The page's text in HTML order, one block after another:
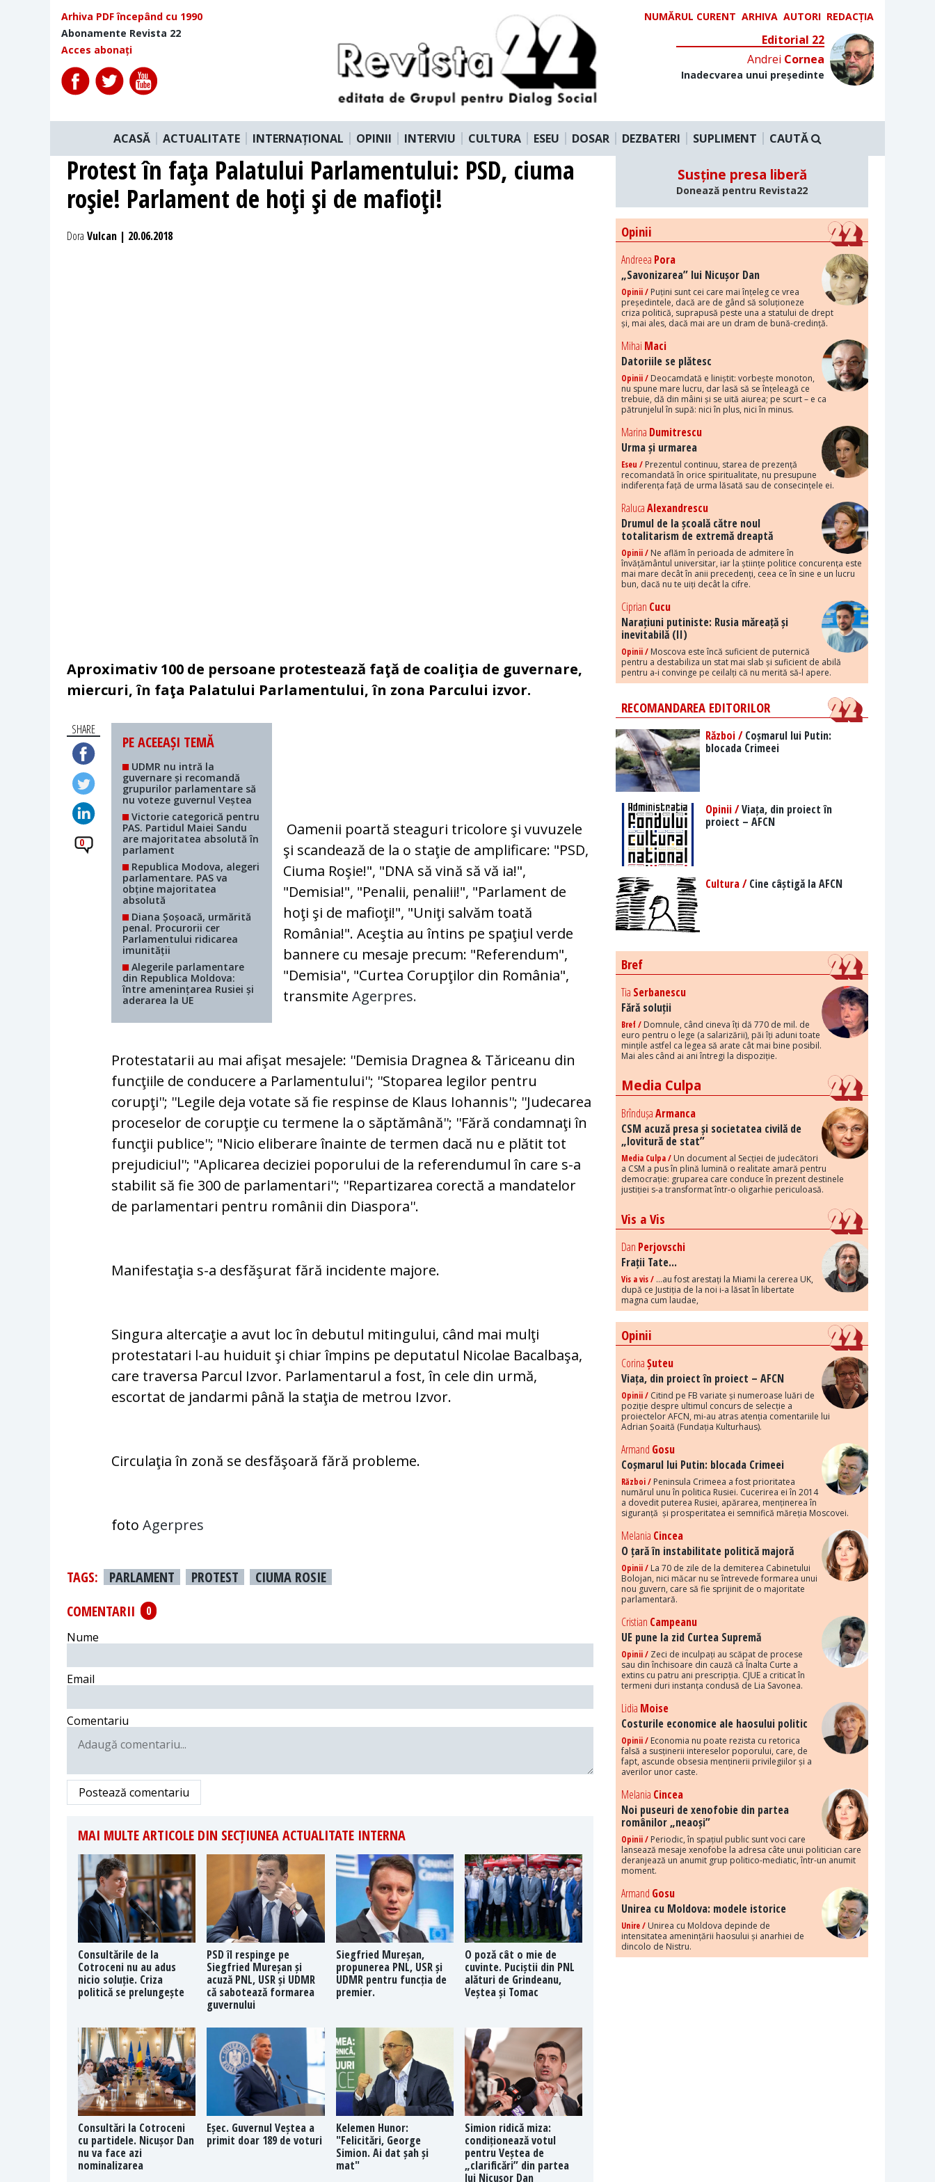
Arhiva PDF începând cu 1990
Abonamente Revista 22
Acces abonați
NUMĂRUL CURENT ARHIVA AUTORI REDACȚIA
Editorial 22
Andrei Cornea
Inadecvarea unui președinte
ACASĂ ACTUALITATE INTERNAȚIONAL OPINII INTERVIU CULTURA ESEU DOSAR DEZBATERI SUPLIMENT CAUTĂ
Protest în faţa Palatului Parlamentului: PSD, ciuma
roşie! Parlament de hoţi şi de mafioţi!
Dora Vulcan | 20.06.2018
Aproximativ 100 de persoane protestează faţă de coaliţia de guvernare,
miercuri, în faţa Palatului Parlamentului, în zona Parcului izvor.
SHARE
0
PE ACEEAȘI TEMĂ
UDMR nu intră la
guvernare și recomandă
grupurilor parlamentare să
nu voteze guvernul Veștea
Victorie categorică pentru
PAS. Partidul Maiei Sandu
are majoritatea absolută în
parlament
Republica Modova, alegeri
parlamentare. PAS va
obține majoritatea
absolută
Diana Șoșoacă, urmărită
penal. Procurorii cer
Parlamentului ridicarea
imunității
Alegerile parlamentare
din Republica Moldova:
între amenințarea Rusiei și
aderarea la UE
Oamenii poartă steaguri tricolore şi vuvuzele
şi scandează de la o staţie de amplificare: "PSD,
Ciuma Roşie!", "DNA să vină să vă ia!",
"Demisia!", "Penalii, penalii!", "Parlament de
hoţi şi de mafioţi!", "Uniţi salvăm toată
România!". Aceştia au întins pe spaţiul verde
bannere cu mesaje precum: "Referendum",
"Demisia", "Curtea Corupţilor din România",
transmiteAgerpres.
Protestatarii au mai afişat mesajele: ''Demisia Dragnea & Tăriceanu din
funcţiile de conducere a Parlamentului''; ''Stoparea legilor pentru
corupţi''; ''Legile deja votate să fie respinse de Klaus Iohannis''; ''Judecarea
proceselor de corupţie cu termene la o săptămână''; ''Fără condamnaţi în
funcţii publice''; "Nicio eliberare înainte de termen dacă nu e plătit tot
prejudiciul''; "Aplicarea deciziei poporului de la referendumul în care s-a
stabilit să fie 300 de parlamentari''; ''Repartizarea corectă a mandatelor
de parlamentari pentru românii din Diaspora''.
Manifestaţia s-a desfăşurat fără incidente majore.
Singura altercaţie a avut loc în debutul mitingului, când mai mulţi
protestatari l-au huiduit şi chiar împins pe deputatul Nicolae Bacalbaşa,
care traversa Parcul Izvor. Parlamentarul a fost, în cele din urmă,
escortat de jandarmi până la staţia de metrou Izvor.
Circulaţia în zonă se desfăşoară fără probleme.
fotoAgerpres
TAGS: PARLAMENT PROTEST
CIUMA ROSIE
COMENTARII
0
Nume
Email
Comentariu
Postează comentariu
MAI MULTE ARTICOLE DIN SECȚIUNEA ACTUALITATE INTERNA
Consultările de la
Cotroceni nu au adus
nicio soluție. Criza
politică se prelungește
PSD îl respinge pe
Siegfried Mureșan și
acuză PNL, USR și UDMR
că sabotează formarea
guvernului
Siegfried Mureșan,
propunerea PNL, USR și
UDMR pentru funcția de
premier.
O poză cât o mie de
cuvinte. Puciștii din PNL
alături de Grindeanu,
Veștea și Tomac
Consultări la Cotroceni
cu partidele. Nicușor Dan
nu va face azi
nominalizarea
Eșec. Guvernul Veștea a
primit doar 189 de voturi
Kelemen Hunor:
"Felicitări, George
Simion. Ai dat șah și
mat"
Simion ridică miza:
condiționează votul
pentru Veștea de
„clarificări” din partea
lui Nicușor Dan
Susține presa liberă
Donează pentru Revista22
Opinii
Andreea Pora
„Savonizarea” lui Nicușor Dan
Opinii / Puțini sunt cei care mai înțeleg ce vrea
președintele, dacă are de gând să soluționeze
criza politică, suprapusă peste una a statului de drept
și, mai ales, dacă mai are un dram de bună-credință.
Mihai Maci
Datoriile se plătesc
Opinii / Deocamdată e liniștit: vorbește monoton,
nu spune mare lucru, dar lasă să se înțeleagă ce
trebuie, dă din mâini și se uită aiurea; pe scurt – e ca
pătrunjelul în supă: nici în plus, nici în minus.
Marina Dumitrescu
Urma și urmarea
Eseu / Prezentul continuu, starea de prezență
recomandată în orice spiritualitate, nu presupune
indiferența față de urma lăsată sau de consecințele ei.
RalucaAlexandrescu
Drumul de la școală către noul
totalitarism de extremă dreaptă
Opinii / Ne aflăm în perioada de admitere în
învățământul universitar, iar la științe politice concurența este
mai mare decât în anii precedenți, ceea ce în sine e un lucru
bun, dacă nu te uiți decât la cifre.
Ciprian Cucu
Narațiuni putiniste: Rusia măreață și
inevitabilă (II)
Opinii / Moscova este încă suficient de puternică
pentru a destabiliza un stat mai slab și suficient de abilă
pentru a-i convinge pe ceilalți că nu merită să-l apere.
RECOMANDAREA EDITORILOR
Război /Coșmarul lui Putin:
blocada Crimeei
Opinii /Viața, din proiect în
proiect – AFCN
Cultura /Cine câștigă la AFCN
Bref
Tia Serbanescu
Fără soluții
Bref / Domnule, când cineva îți dă 770 de mil. de
euro pentru o lege (a salarizării), păi îți aduni toate
mințile astfel ca legea să arate cât mai bine posibil.
Mai ales când ai ani întregi la dispoziție.
Media Culpa
BrîndușaArmanca
CSM acuză presa și societatea civilă de
„lovitură de stat”
Media Culpa / Un document al Secției de judecători
a CSM a pus în plină lumină o realitate amară pentru
democrație: gruparea care conduce în prezent destinele
justiției s-a transformat într-o oligarhie periculoasă.
Vis a Vis
Dan Perjovschi
Frații Tate...
Vis a vis / ...au fost arestați la Miami la cererea UK,
după ce Justiția de la noi i-a lăsat în libertate
magna cum laudae,
Opinii
CorinaȘuteu
Viața, din proiect în proiect – AFCN
Opinii / Citind pe FB variate și numeroase luări de
poziție despre ultimul concurs de selecție a
proiectelor AFCN, mi-au atras atenția comentariile lui
Adrian Șoaită (Fundația Kulturhaus).
Armand Gosu
Coșmarul lui Putin: blocada Crimeei
Război / Peninsula Crimeea a fost prioritatea
numărul unu în politica Rusiei. Cucerirea ei în 2014
a dovedit puterea Rusiei, apărarea, menținerea în
siguranță și prosperitatea ei semnifică măreția Moscovei.
Melania Cincea
O țară în instabilitate politică majoră
Opinii / La 70 de zile de la demiterea Cabinetului
Bolojan, nici măcar nu se întrevede formarea unui
nou guvern, care să fie sprijinit de o majoritate
parlamentară.
Cristian Campeanu
UE pune la zid Curtea Supremă
Opinii / Zeci de inculpați au scăpat de procese
sau din închisoare din cauză că Înalta Curte a
extins cu patru ani prescripția. CJUE a criticat în
termeni duri instanța condusă de Lia Savonea.
Lidia Moise
Costurile economice ale haosului politic
Opinii / Economia nu poate rezista cu retorica
falsă a susținerii intereselor poporului, care, de
fapt, ascunde obsesia menținerii privilegiilor și a
averilor unor caste.
Melania Cincea
Noi puseuri de xenofobie din partea
românilor „neaoși”
Opinii / Periodic, în spațiul public sunt voci care
lansează mesaje xenofobe la adresa câte unui politician care
deranjează un anumit grup politico-mediatic, într-un anumit
moment.
Armand Gosu
Unirea cu Moldova: modele istorice
Unire / Unirea cu Moldova depinde de
intensitatea amenințării haosului și anarhiei de
dincolo de Nistru.